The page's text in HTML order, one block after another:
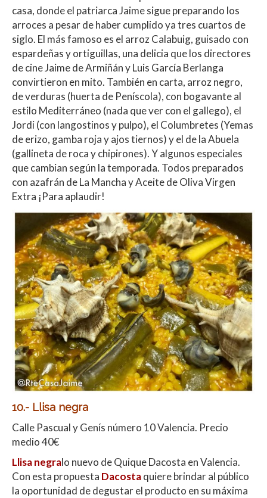
casa, donde el patriarca Jaime sigue preparando los
arroces a pesar de haber cumplido ya tres cuartos de
siglo. El más famoso es el arroz Calabuig, guisado con
espardeñas y ortiguillas, una delicia que los directores
de cine Jaime de Armiñán y Luis García Berlanga
convirtieron en mito. También en carta, arroz negro,
de verduras (huerta de Peníscola), con bogavante al
estilo Mediterráneo (nada que ver con el gallego), el
Jordi (con langostinos y pulpo), el Columbretes (Yemas
de erizo, gamba roja y ajos tiernos) y el de la Abuela
(gallineta de roca y chipirones). Y algunos especiales
que cambian según la temporada. Todos preparados
con azafrán de La Mancha y Aceite de Oliva Virgen
Extra ¡Para aplaudir!
10.- Llisa negra
Calle Pascual y Genís número 10 Valencia. Precio
medio 40€
Llisa negralo nuevo de Quique Dacosta en Valencia.
Con esta propuesta Dacostaquiere brindar al público
la oportunidad de degustar el producto en su máxima